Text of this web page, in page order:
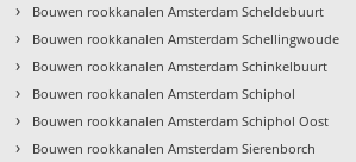
› Bouwen rookkanalen Amsterdam Scheldebuurt
› Bouwen rookkanalen Amsterdam Schellingwoude
› Bouwen rookkanalen Amsterdam Schinkelbuurt
› Bouwen rookkanalen Amsterdam Schiphol
› Bouwen rookkanalen Amsterdam Schiphol Oost
› Bouwen rookkanalen Amsterdam Sierenborch